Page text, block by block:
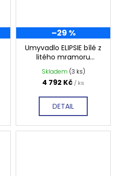
–29 %
Umyvadlo ELIPSIE bílé z
litého mramoru
GUE600C
Skladem (3 ks)
4 792 Kč / ks
DETAIL